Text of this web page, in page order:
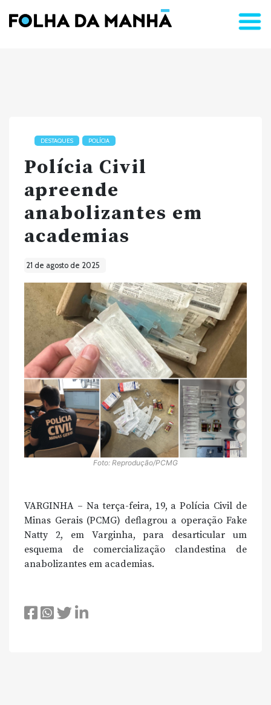
DESTAQUES POLÍCIA
Polícia Civil
apreende
anabolizantes em
academias
21 de agosto de 2025
Foto: Reprodução/PCMG
VARGINHA – Na terça-feira, 19, a Polícia Civil de
Minas Gerais (PCMG) deflagrou a operação Fake
Natty 2, em Varginha, para desarticular um
esquema de comercialização clandestina de
anabolizantes em academias.